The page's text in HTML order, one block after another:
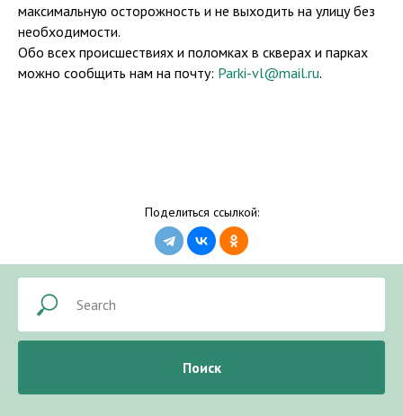
максимальную осторожность и не выходить на улицу без
необходимости.
Обо всех происшествиях и поломках в скверах и парках
можно сообщить нам на почту: Parki-vl@mail.ru.
Поделиться ссылкой:
Поиск